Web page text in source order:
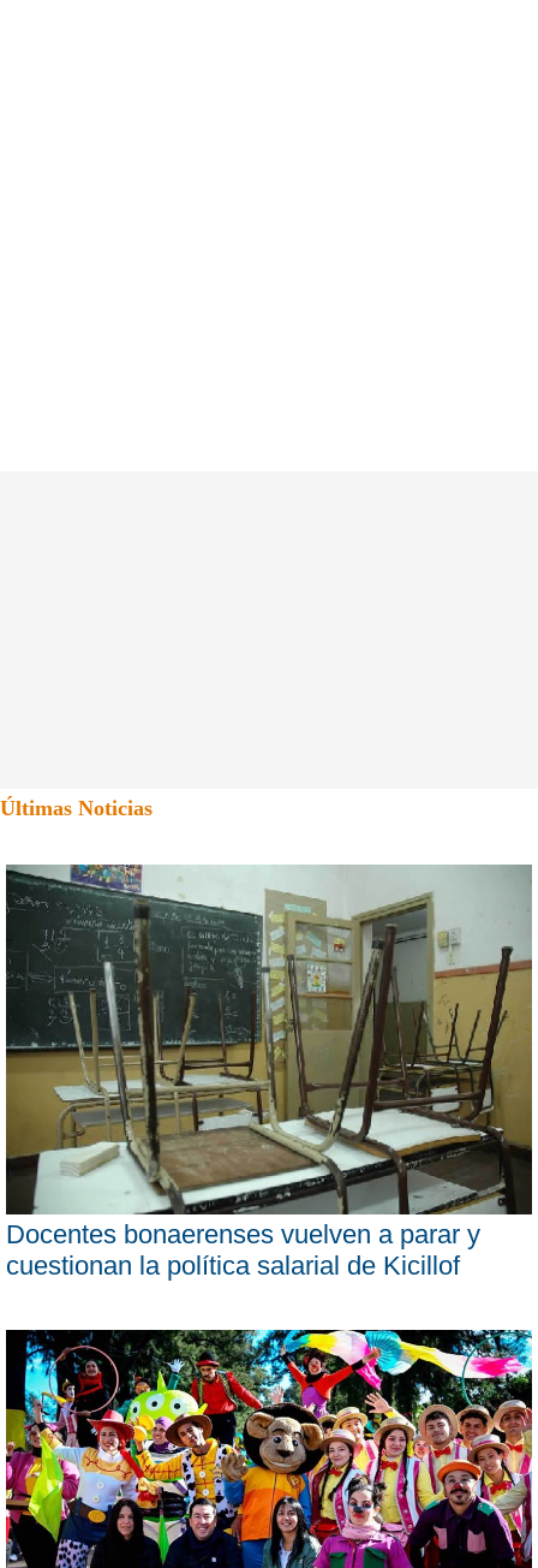
Últimas Noticias
Docentes bonaerenses vuelven a parar y
cuestionan la política salarial de Kicillof